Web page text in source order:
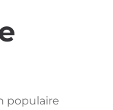
populaire